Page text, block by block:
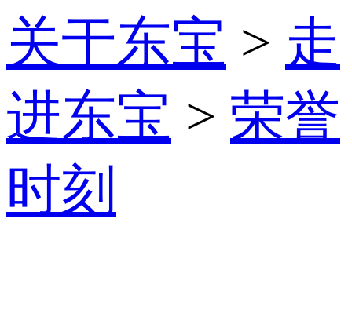
关于东宝 > 走
进东宝 > 荣誉
时刻